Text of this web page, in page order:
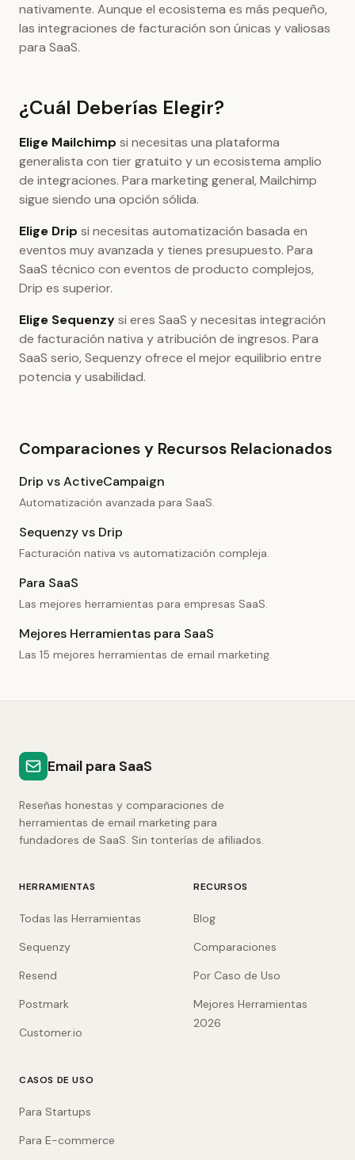
nativamente. Aunque el ecosistema es más pequeño,
las integraciones de facturación son únicas y valiosas
para SaaS.
¿Cuál Deberías Elegir?
Elige Mailchimp si necesitas una plataforma
generalista con tier gratuito y un ecosistema amplio
de integraciones. Para marketing general, Mailchimp
sigue siendo una opción sólida.
Elige Drip si necesitas automatización basada en
eventos muy avanzada y tienes presupuesto. Para
SaaS técnico con eventos de producto complejos,
Drip es superior.
Elige Sequenzysi eres SaaS y necesitas integración
de facturación nativa y atribución de ingresos. Para
SaaS serio, Sequenzy ofrece el mejor equilibrio entre
potencia y usabilidad.
Comparaciones y Recursos Relacionados
Drip vs ActiveCampaign
Automatización avanzada para SaaS.
Sequenzy vs Drip
Facturación nativa vs automatización compleja.
Para SaaS
Las mejores herramientas para empresas SaaS.
Mejores Herramientas para SaaS
Las 15 mejores herramientas de email marketing.
Email para SaaS
Reseñas honestas y comparaciones de
herramientas de email marketing para
fundadores de SaaS. Sin tonterías de afiliados.
HERRAMIENTAS
Todas las Herramientas
Sequenzy
Resend
Postmark
Customer.io
RECURSOS
Blog
Comparaciones
Por Caso de Uso
Mejores Herramientas
2026
CASOS DE USO
Para Startups
Para E-commerce